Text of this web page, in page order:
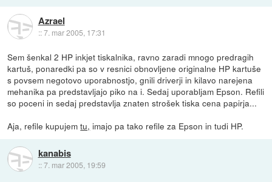
Azrael
::7. mar 2005, 17:31
Sem šenkal 2 HP inkjet tiskalnika, ravno zaradi mnogo predragih
kartuš, ponaredki pa so v resnici obnovljene originalne HP kartuše
s povsem negotovo uporabnostjo, gnili driverji in kilavo narejena
mehanika pa predstavljajo piko na i. Sedaj uporabljam Epson. Refili
so poceni in sedaj predstavlja znaten strošek tiska cena papirja...
Aja, refile kupujemtu, imajo pa tako refile za Epson in tudi HP.
kanabis
::7. mar 2005, 19:59